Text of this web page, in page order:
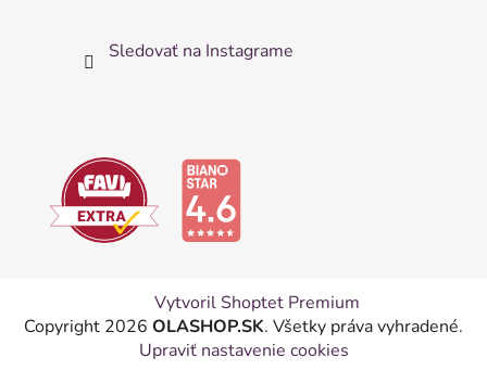
Sledovať na Instagrame
Vytvoril Shoptet Premium
Copyright 2026 OLASHOP.SK. Všetky práva vyhradené.
Upraviť nastavenie cookies